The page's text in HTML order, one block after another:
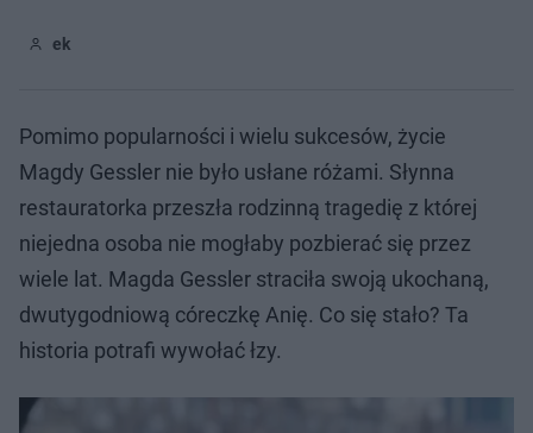
ek
Pomimo popularności i wielu sukcesów, życie
Magdy Gessler nie było usłane różami. Słynna
restauratorka przeszła rodzinną tragedię z której
niejedna osoba nie mogłaby pozbierać się przez
wiele lat. Magda Gessler straciła swoją ukochaną,
dwutygodniową córeczkę Anię. Co się stało? Ta
historia potrafi wywołać łzy.